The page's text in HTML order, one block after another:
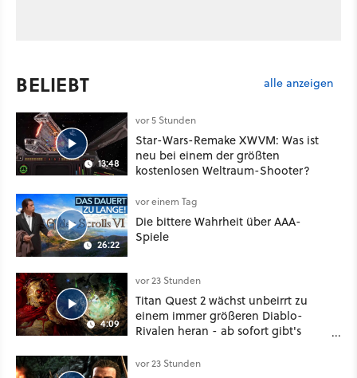
BELIEBT alle anzeigen
13:48
vor 5 Stunden
Star-Wars-Remake XWVM: Was ist
neu bei einem der größten
kostenlosen Weltraum-Shooter?
26:22
vor einem Tag
Die bittere Wahrheit über AAA-
Spiele
4:09
vor 23 Stunden
Titan Quest 2 wächst unbeirrt zu
einem immer größeren Diablo-
Rivalen heran - ab sofort gibt's
Klasse
vor 23 Stunden